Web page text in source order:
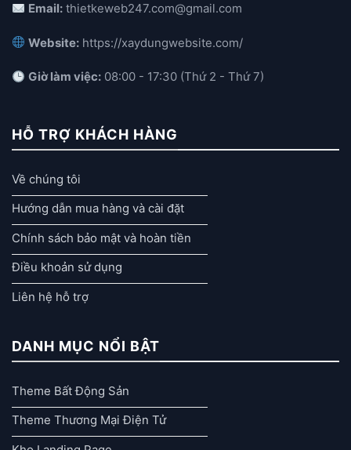
Email: thietkeweb247.com@gmail.com
Website: https://xaydungwebsite.com/
Giờ làm việc: 08:00 - 17:30 (Thứ 2 - Thứ 7)
HỖ TRỢ KHÁCH HÀNG
Về chúng tôi
Hướng dẫn mua hàng và cài đặt
Chính sách bảo mật và hoàn tiền
Điều khoản sử dụng
Liên hệ hỗ trợ
DANH MỤC NỔI BẬT
Theme Bất Động Sản
Theme Thương Mại Điện Tử